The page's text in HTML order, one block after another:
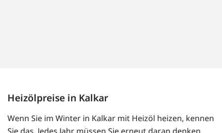
Heizölpreise in Kalkar
Wenn Sie im Winter in Kalkar mit Heizöl heizen, kennen